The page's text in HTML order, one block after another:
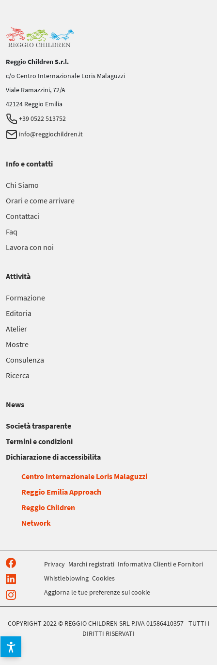
Reggio Children S.r.l.
c/o Centro Internazionale Loris Malaguzzi
Viale Ramazzini, 72/A
42124 Reggio Emilia
+39 0522 513752
info@reggiochildren.it
Info e contatti
Chi Siamo
Orari e come arrivare
Contattaci
Faq
Lavora con noi
Attività
Formazione
Editoria
Atelier
Mostre
Consulenza
Ricerca
News
Società trasparente
Termini e condizioni
Dichiarazione di accessibilita
Centro Internazionale Loris Malaguzzi
Reggio Emilia Approach
Reggio Children
Network
Privacy Marchi registrati Informativa Clienti e Fornitori
Whistleblowing Cookies
Aggiorna le tue preferenze sui cookie
COPYRIGHT 2022 © REGGIO CHILDREN SRL P.IVA 01586410357 - TUTTI I
DIRITTI RISERVATI